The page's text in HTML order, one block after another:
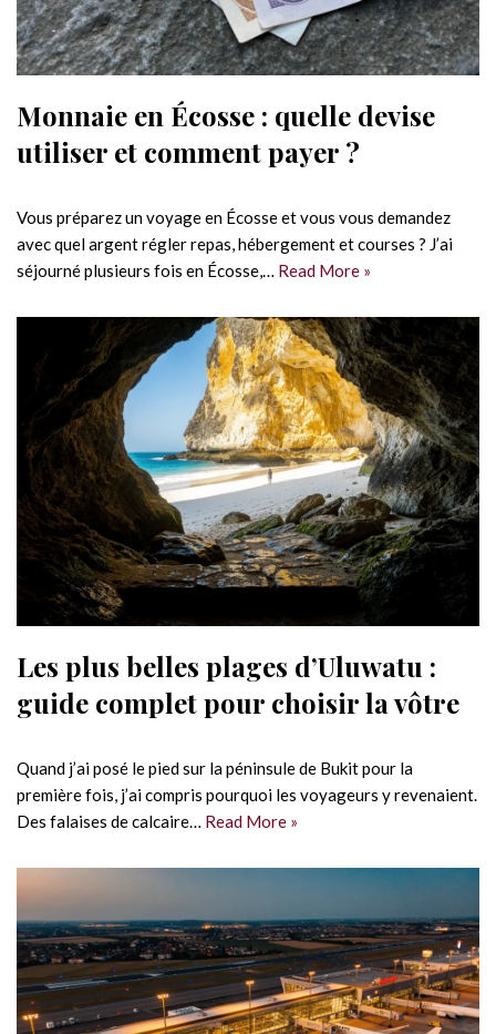
Monnaie en Écosse : quelle devise
utiliser et comment payer ?
Vous préparez un voyage en Écosse et vous vous demandez
avec quel argent régler repas, hébergement et courses ? J’ai
séjourné plusieurs fois en Écosse,… Read More »
Les plus belles plages d’Uluwatu :
guide complet pour choisir la vôtre
Quand j’ai posé le pied sur la péninsule de Bukit pour la
première fois, j’ai compris pourquoi les voyageurs y revenaient.
Des falaises de calcaire… Read More »